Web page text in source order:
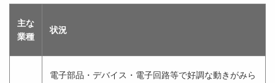
主な
業種
状況
電子部品・デバイス・電子回路等で好調な動きがみら